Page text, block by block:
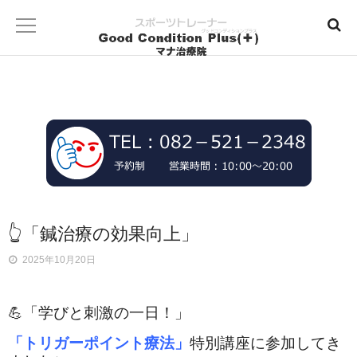
👆「鍼治療の効果向上」
2025年10月20日
💪「学びと刺激の一日！」
「トリガーポイント療法」 特別講座に参加してき